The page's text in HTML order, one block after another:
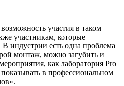
участия в таком
участникам, которые
индустрии есть одна проблема
монтаж, можно загубить и
как лаборатория Pro
в профессиональном